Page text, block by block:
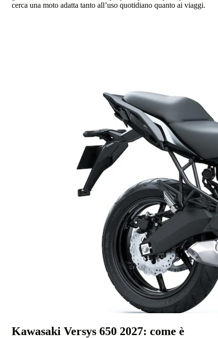
cerca una moto adatta tanto all’uso quotidiano quanto ai viaggi.
Kawasaki Versys 650 2027: come è